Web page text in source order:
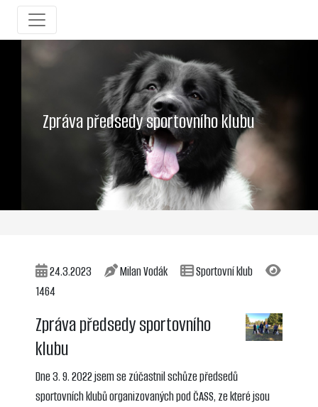
Zpráva předsedy sportovního klubu
24.3.2023 Milan Vodák
Sportovní klub
1464
Zpráva předsedy sportovního
klubu
Dne 3. 9. 2022 jsem se zúčastnil schůze předsedů
sportovních klubů organizovaných pod ČASS, ze které jsou